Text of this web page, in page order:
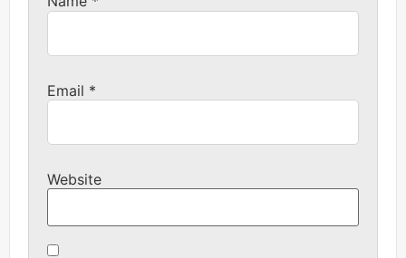
Email *
Website